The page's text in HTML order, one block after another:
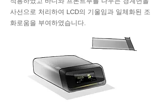
사선으로 처리하여 LCD의 기울임과 일체화된 조
화로움을 부여하였습니다.